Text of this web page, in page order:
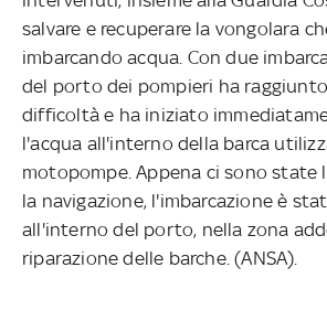
salvare e recuperare la vongolara
imbarcando acqua. Con due
del porto dei pompieri ha
difficoltà e ha iniziato
l'acqua all'interno della barca
motopompe. Appena ci sono state
la navigazione, l'imbarcazione è
all'interno del porto, nella zona
riparazione delle barche. (ANSA).